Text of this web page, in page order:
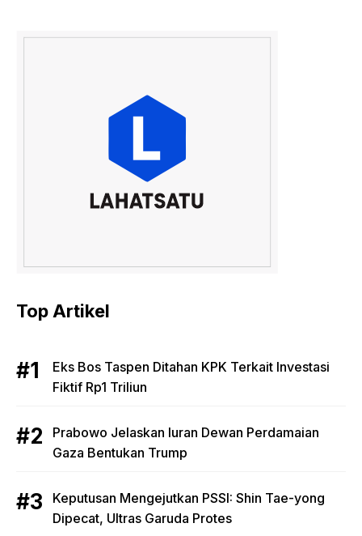
Top Artikel
Eks Bos Taspen Ditahan KPK Terkait Investasi
Fiktif Rp1 Triliun
Prabowo Jelaskan Iuran Dewan Perdamaian
Gaza Bentukan Trump
Keputusan Mengejutkan PSSI: Shin Tae-yong
Dipecat, Ultras Garuda Protes